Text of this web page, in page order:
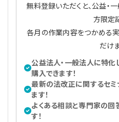
【連載】AI活用のすすめ
【連載】IT実務一問一答
無料登録いただくと、公益・
方限定
各月の作業内容をつかめる
だけ
公益法人・一般法人に特化
購入できます！
最新の法改正に関するセ
ます！
よくある相談と専門家の回
す！